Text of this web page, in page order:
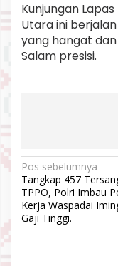
Kunjungan
Utara ini
yang hangat
Salam presisi.
N
a
v
i
Pos sebelumnya
Tangkap 457
TPPO, Polri Imbau
Kerja Waspadai
Gaji Tinggi.